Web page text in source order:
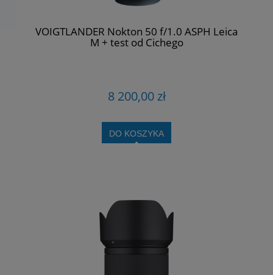
VOIGTLANDER Nokton 50 f/1.0 ASPH Leica
M + test od Cichego
8 200,00 zł
DO KOSZYKA